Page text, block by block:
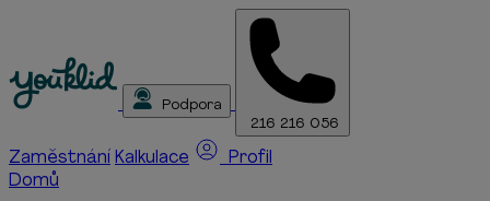
Podpora
216 216 056
Zaměstnání Kalkulace
Profil
Domů